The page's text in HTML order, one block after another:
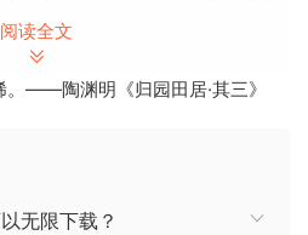
进行混音。
调）和参考音高调整（默认
阅读全文
——陶渊明《归园田居·其三》
无限下载？